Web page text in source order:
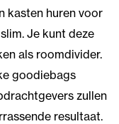
kasten huren voor
Je kunt deze
als roomdivider.
goodiebags
zullen
resultaat.